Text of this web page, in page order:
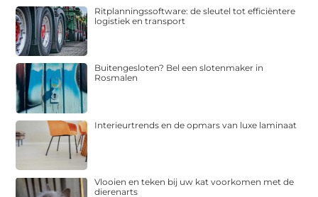
Ritplanningssoftware: de sleutel tot efficiëntere
logistiek en transport
Buitengesloten? Bel een slotenmaker in
Rosmalen
Interieurtrends en de opmars van luxe laminaat
Vlooien en teken bij uw kat voorkomen met de
dierenarts